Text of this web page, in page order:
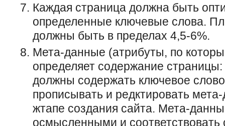
Каждая страница должна быть
определенные ключевые слова.
должны быть в пределах 4,5-6%.
Мета-данные (атрибуты, по
определяет содержание
должны содержать ключевое
прописывать и редктировать
жтапе создания сайта. Мета-
осмысленными и соответствовать